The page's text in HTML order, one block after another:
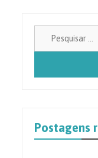
Postagens